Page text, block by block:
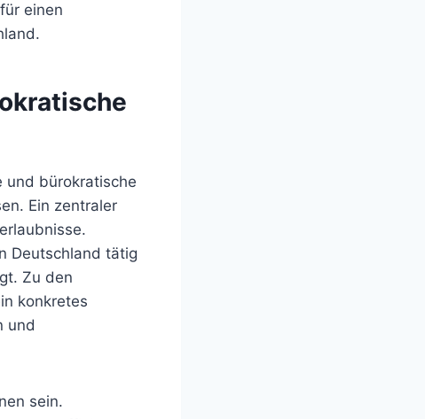
einen
und bürokratische
Ein zentraler
Deutschland tätig
Zu den
konkretes
und
sein.